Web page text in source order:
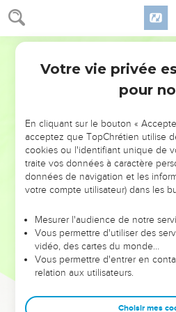
NE MANQUEZ PAS
DE
ET SI LEURS ERREURS
VOTRES
leur foi ou leur vision. Mais on voit
et les saisons difficiles qu'ils ont
sont elles qui les
Dans cette conférence, leaders,
clés pour avancer avec plus de
Votre vie privée
pour
En cliquant sur le bouton «
acceptez que TopChrétien utilise
cookies ou l'identifiant unique de
traite vos données à caractère
données de navigation et les
votre compte utilisateur) dans les
Mesurer l'audience de notre
Vous permettre d'utiliser des
vidéo, des cartes du monde…
Vous permettre d'entrer en
relation aux utilisateurs.
Choisir mes